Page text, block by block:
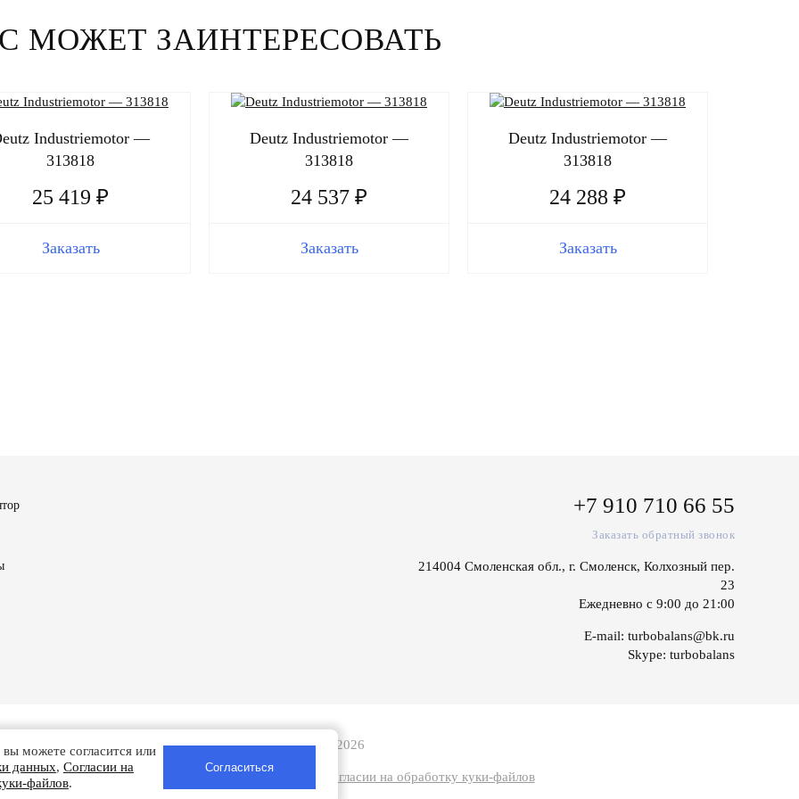
МОЖЕТ ЗАИНТЕРЕСОВАТЬ
Industriemotor —
313818
25 419 ₽
Заказать
Deutz Industriemotor —
313818
24 537 ₽
Заказать
Deutz Industriemotor —
313818
24 288 ₽
Заказать
+7 910 710 66 55
Заказать обратный звонок
214004 Смоленская обл., г. Смоленск, Колхозный пер.
23
Ежедневно с 9:00 до 21:00
E-mail: turbobalans@bk.ru
Skype: turbobalans
Турбобаланс - Ремонт турбин в Смоленске | 2008-2026
|Согласии на обработку персональных данных Согласии на обработку куки-файлов
можете согласится или
данных, Согласии на
файлов.